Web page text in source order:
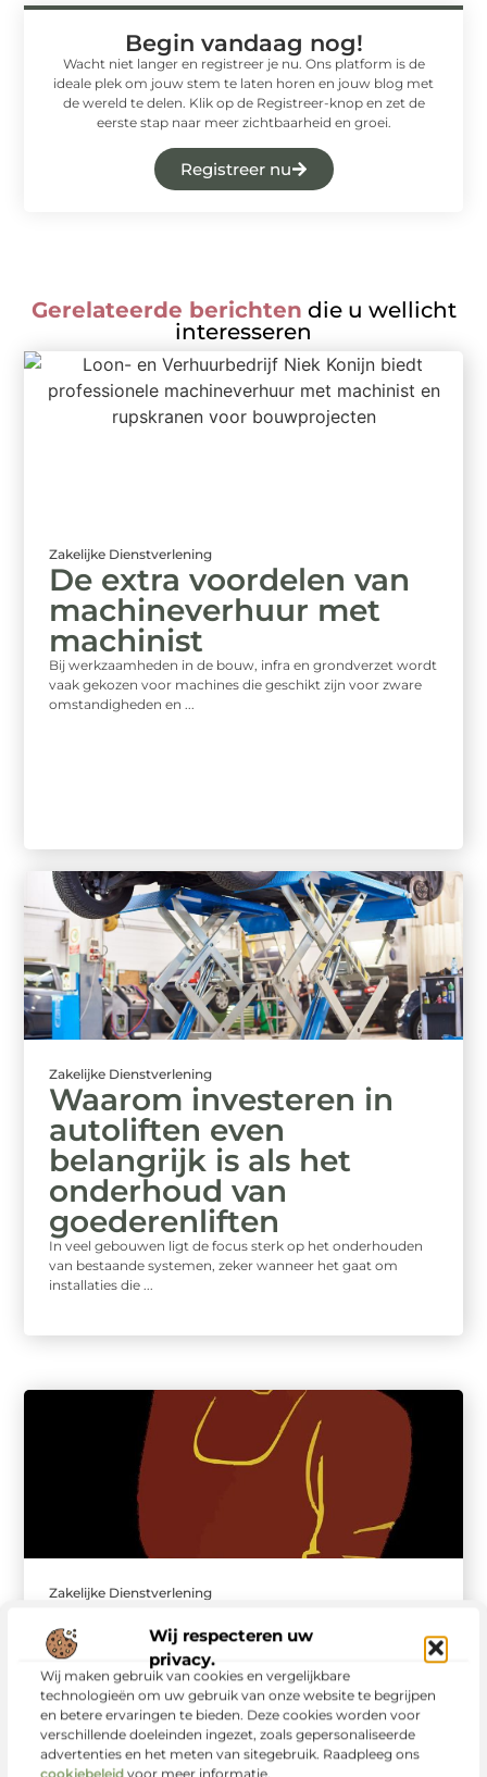
Wij respecteren uw
privacy.
Wij maken gebruik van cookies en vergelijkbare
technologieën om uw gebruik van onze website te begrijpen
en betere ervaringen te bieden. Deze cookies worden voor
verschillende doeleinden ingezet, zoals gepersonaliseerde
advertenties en het meten van sitegebruik. Raadpleeg ons
cookiebeleid voor meer informatie.
Begin vandaag nog!
Wacht niet langer en registreer je nu. Ons platform is de
ideale plek om jouw stem te laten horen en jouw blog met
de wereld te delen. Klik op de Registreer-knop en zet de
eerste stap naar meer zichtbaarheid en groei.
Registreer nu
Gerelateerde berichten die u wellicht
interesseren
Zakelijke Dienstverlening
De extra voordelen van
machineverhuur met
machinist
Bij werkzaamheden in de bouw, infra en grondverzet wordt
vaak gekozen voor machines die geschikt zijn voor zware
omstandigheden en ...
Zakelijke Dienstverlening
Waarom investeren in
autoliften even
belangrijk is als het
onderhoud van
goederenliften
In veel gebouwen ligt de focus sterk op het onderhouden
van bestaande systemen, zeker wanneer het gaat om
installaties die ...
Zakelijke Dienstverlening
Waarom ponsen en
professioneel metaal
zetten hand in hand
gaan
Binnen de moderne metaalbewerking draait alles om
precisie, snelheid en efficiëntie. Bedrijven in sectoren zoals
machinebouw, transport, architectuur en energieproductie